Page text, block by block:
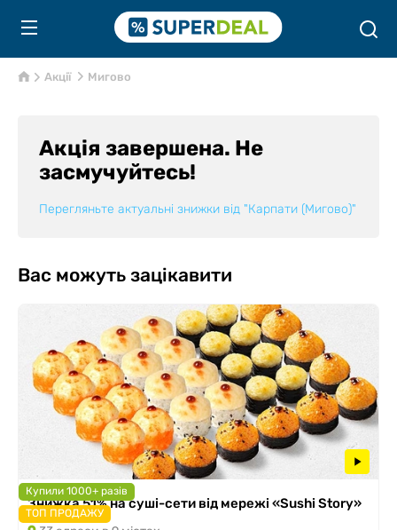
Акції Мигово
Акція завершена. Не
засмучуйтесь!
Перегляньте актуальні знижки від "Карпати (Мигово)"
Вас можуть зацікавити
Купили 1000+ разів
ТОП ПРОДАЖУ
Знижка 51% на суші-сети від мережі «Sushi Story»